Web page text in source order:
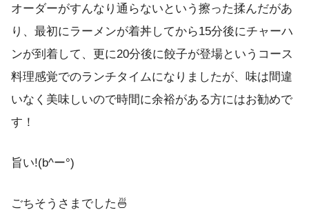
オーダーがすんなり通らないという擦った揉んだがあ
り、最初にラーメンが着丼してから15分後にチャーハ
ンが到着して、更に20分後に餃子が登場というコース
料理感覚でのランチタイムになりましたが、味は間違
いなく美味しいので時間に余裕がある方にはお勧めで
す！
旨い!(b^ー°)
ごちそうさまでした🍜